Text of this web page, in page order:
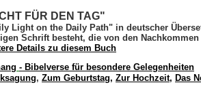
FÜR DEN TAG"
Light on the Daily Path" in deutscher
Schriftbesteht, die von den
Details zu diesem Buch
- Bibelverse für besondere Gelegenheiten
, Zum Geburtstag, Zur Hochzeit, Das